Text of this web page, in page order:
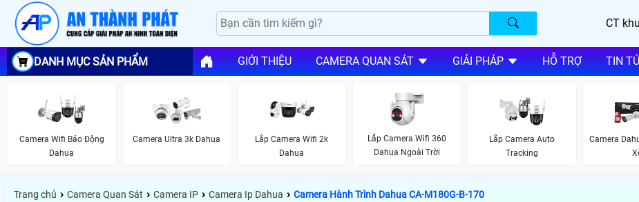
CT
DANH MỤC SẢN PHẨM GIỚI THIỆU CAMERA QUAN SÁT GIẢI PHÁP HỖ TRỢ TIN
Camera Wifi Báo Động
Dahua
Camera Ultra 3k Dahua
Lắp Camera Wifi 2k
Dahua
Lắp Camera Wifi 360
Dahua Ngoài Trời
Lắp Camera Auto
Tracking
Camera
Trang chủ › Camera Quan Sát › Camera IP › Camera Ip Dahua › Camera Hành Trình Dahua CA-M180G-B-170